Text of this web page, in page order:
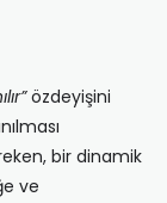
özdeyişini
bir dinamik
ve